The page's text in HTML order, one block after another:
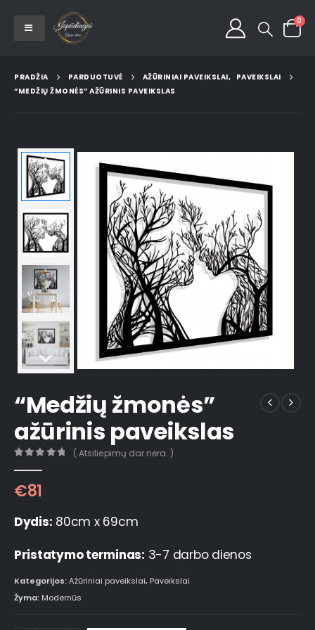
0
PRADŽIA PARDUOTUVĖ AŽŪRINIAI PAVEIKSLAI, PAVEIKSLAI
“MEDŽIŲ ŽMONĖS” AŽŪRINIS PAVEIKSLAS
“Medžių žmonės”
ažūrinis paveikslas
( Atsiliepimų dar nėra. )
€81
Dydis: 80cm x 69cm
Pristatymo terminas: 3-7 darbo dienos
Kategorijos:Ažūriniai paveikslai, Paveikslai
Žyma: Modernūs